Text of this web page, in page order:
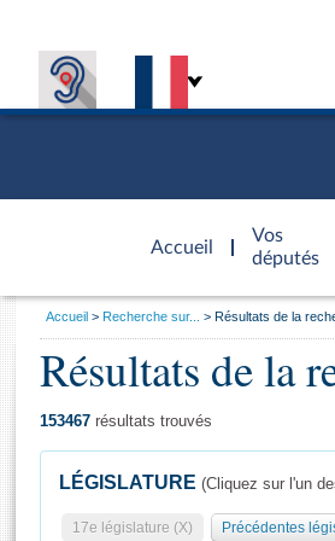
Accueil
d'accueil
Vos
députés
Général
Vous
Accueil Recherche sur... Résultats de la
Résultats de la
153467 résultats trouvés
LÉGISLATURE (Cliquez sur l'un
17e législature (X) Précédentes